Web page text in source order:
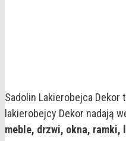
Sadolin Lakierobejca
lakierobejcy Dekor nadają
meble, drzwi, okna, ramki,